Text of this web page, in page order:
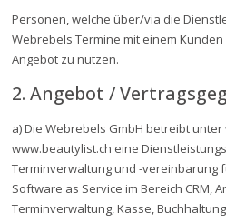
Personen, welche über/via die
Webrebels Termine mit einem
Angebot zu nutzen.
2. Angebot /
a) Die Webrebels GmbH betreibt
www.beautylist.ch eine
Terminverwaltung und -vereinbarung
Software as Service im Bereich CRM,
Terminverwaltung, Kasse,